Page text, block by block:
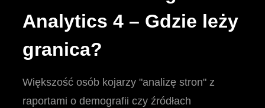
Analytics 4 – Gdzie leży
granica?
Większość osób kojarzy "analizę stron" z
raportami o demografii czy źródłach